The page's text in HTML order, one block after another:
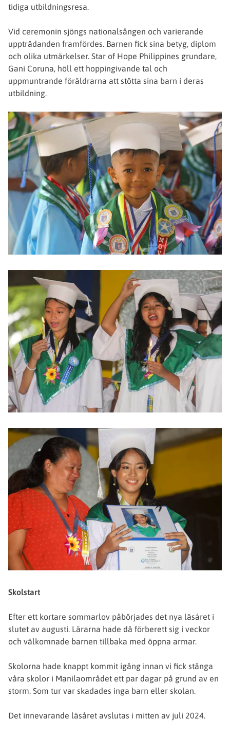
tidiga utbildningsresa.
Vid ceremonin sjöngs nationalsången och varierande
uppträdanden framfördes. Barnen fick sina betyg, diplom
och olika utmärkelser. Star of Hope Philippines grundare,
Gani Coruna, höll ett hoppingivande tal och
uppmuntrande föräldrarna att stötta sina barn i deras
utbildning.
Skolstart
Efter ett kortare sommarlov påbörjades det nya läsåret i
slutet av augusti. Lärarna hade då förberett sig i veckor
och välkomnade barnen tillbaka med öppna armar.
Skolorna hade knappt kommit igång innan vi fick stänga
våra skolor i Manilaområdet ett par dagar på grund av en
storm. Som tur var skadades inga barn eller skolan.
Det innevarande läsåret avslutas i mitten av juli 2024.